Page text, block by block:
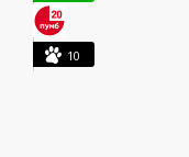
10